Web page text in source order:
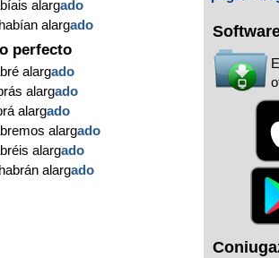
alargado
alargado
perfecto
alargado
alargado
alargado
alargado
alargado
alargado